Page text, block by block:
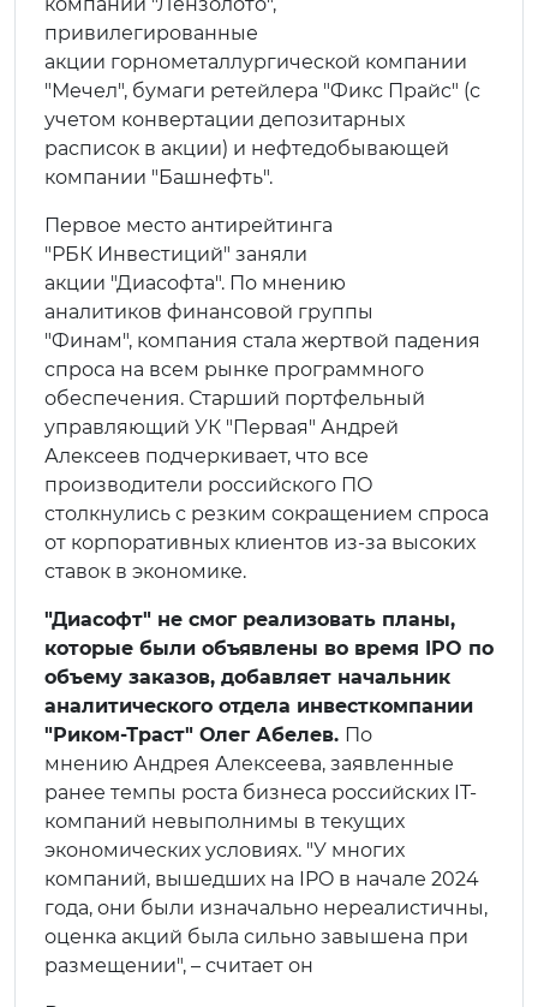
привилегированные
акции горнометаллургической компании
"Мечел", бумаги ретейлера "Фикс Прайс" (с
учетом конвертации депозитарных
расписок в акции) и нефтедобывающей
компании "Башнефть".
Первое меcто антирейтинга
"РБК Инвестиций" заняли
акции "Диасофта". По мнению
аналитиков финансовой группы
"Финам", компания стала жертвой падения
спроса на всем рынке программного
обеспечения. Старший портфельный
управляющий УК "Первая" Андрей
Алексеев подчеркивает, что все
производители российского ПО
столкнулись с резким сокращением спроса
от корпоративных клиентов из-за высоких
ставок в экономике.
"Диасофт" не смог реализовать планы,
которые были объявлены во время IPO по
объему заказов, добавляет начальник
аналитического отдела инвесткомпании
"Риком-Траст" Олег Абелев. По
мнению Андрея Алексеева, заявленные
ранее темпы роста бизнеса российских IT-
компаний невыполнимы в текущих
экономических условиях. "У многих
компаний, вышедших на IPO в начале 2024
года, они были изначально нереалистичны,
оценка акций была сильно завышена при
размещении", – считает он